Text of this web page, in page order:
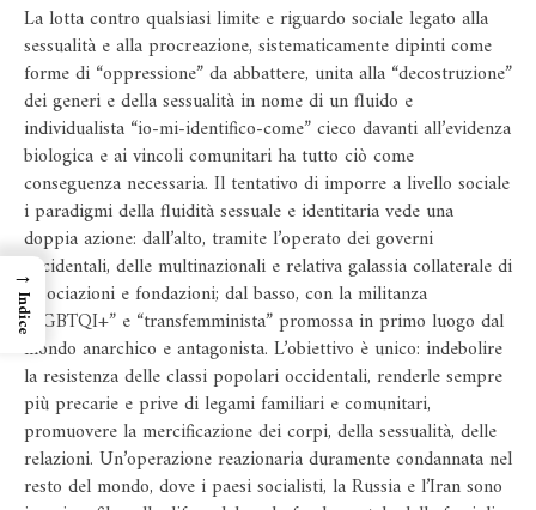
La lotta contro qualsiasi limite e riguardo sociale legato alla
sessualità e alla procreazione, sistematicamente dipinti come
forme di “oppressione” da abbattere, unita alla “decostruzione”
dei generi e della sessualità in nome di un fluido e
individualista “io-mi-identifico-come” cieco davanti all’evidenza
biologica e ai vincoli comunitari ha tutto ciò come
conseguenza necessaria. Il tentativo di imporre a livello sociale
i paradigmi della fluidità sessuale e identitaria vede una
doppia azione: dall’alto, tramite l’operato dei governi
occidentali, delle multinazionali e relativa galassia collaterale di
associazioni e fondazioni; dal basso, con la militanza
“LGBTQI+” e “transfemminista” promossa in primo luogo dal
mondo anarchico e antagonista. L’obiettivo è unico: indebolire
la resistenza delle classi popolari occidentali, renderle sempre
più precarie e prive di legami familiari e comunitari,
promuovere la mercificazione dei corpi, della sessualità, delle
relazioni. Un’operazione reazionaria duramente condannata nel
resto del mondo, dove i paesi socialisti, la Russia e l’Iran sono
→
Indice